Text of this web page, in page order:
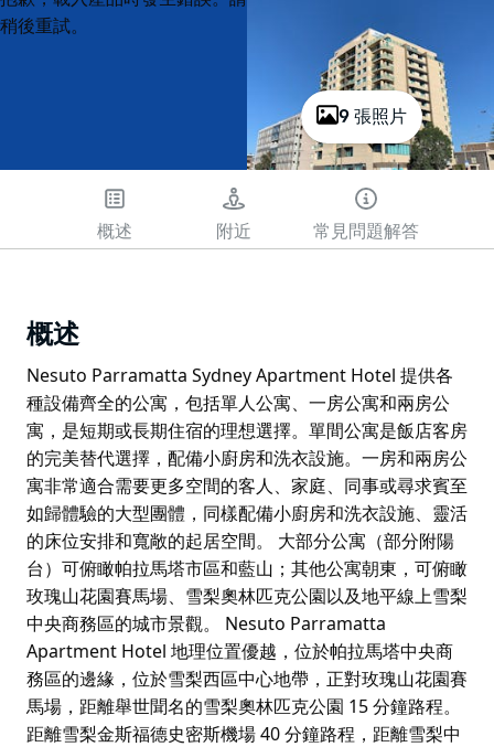
9 張照片
List
List
稍後重試。
概述 附近 常見問題解答
概述
Nesuto Parramatta Sydney Apartment Hotel 提供各
種設備齊全的公寓，包括單人公寓、一房公寓和兩房公
寓，是短期或長期住宿的理想選擇。單間公寓是飯店客房
的完美替代選擇，配備小廚房和洗衣設施。一房和兩房公
寓非常適合需要更多空間的客人、家庭、同事或尋求賓至
如歸體驗的大型團體，同樣配備小廚房和洗衣設施、靈活
的床位安排和寬敞的起居空間。 大部分公寓（部分附陽
台）可俯瞰帕拉馬塔市區和藍山；其他公寓朝東，可俯瞰
玫瑰山花園賽馬場、雪梨奧林匹克公園以及地平線上雪梨
中央商務區的城市景觀。 Nesuto Parramatta
Apartment Hotel 地理位置優越，位於帕拉馬塔中央商
務區的邊緣，位於雪梨西區中心地帶，正對玫瑰山花園賽
馬場，距離舉世聞名的雪梨奧林匹克公園 15 分鐘路程。
距離雪梨金斯福德史密斯機場 40 分鐘路程，距離雪梨中